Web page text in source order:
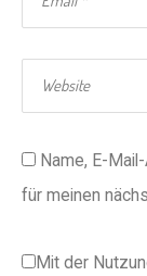
Name, E-
für meinen
Mit der